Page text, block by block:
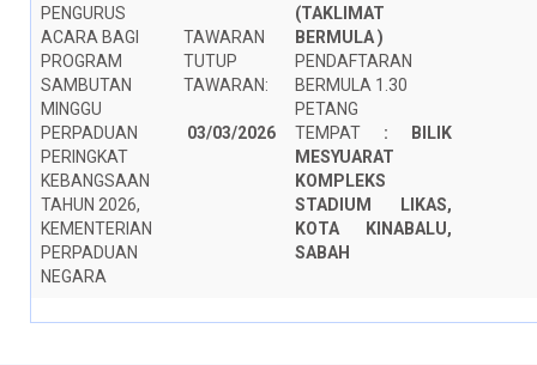
PENGURUS
ACARA BAGI
PROGRAM
SAMBUTAN
MINGGU
PERPADUAN
PERINGKAT
KEBANGSAAN
TAHUN 2026,
KEMENTERIAN
PERPADUAN
NEGARA
TAWARAN
TUTUP
TAWARAN:
03/03/2026
(TAKLIMAT
BERMULA )
PENDAFTARAN
BERMULA 1.30
PETANG
TEMPAT :
BILIK
MESYUARAT
KOMPLEKS
STADIUM LIKAS,
KOTA KINABALU,
SABAH